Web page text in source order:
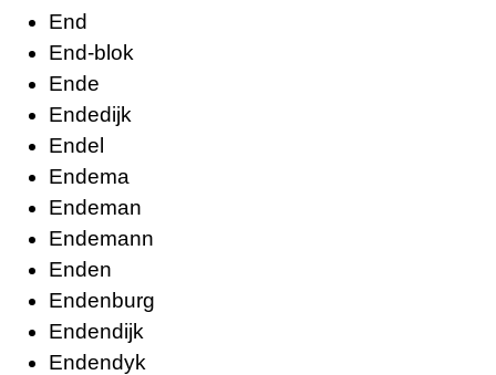
End
End-blok
Ende
Endedijk
Endel
Endema
Endeman
Endemann
Enden
Endenburg
Endendijk
Endendyk